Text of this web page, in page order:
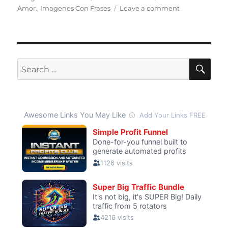
Amor., Imagenes Con Frases Leave a commenton
Search
for: